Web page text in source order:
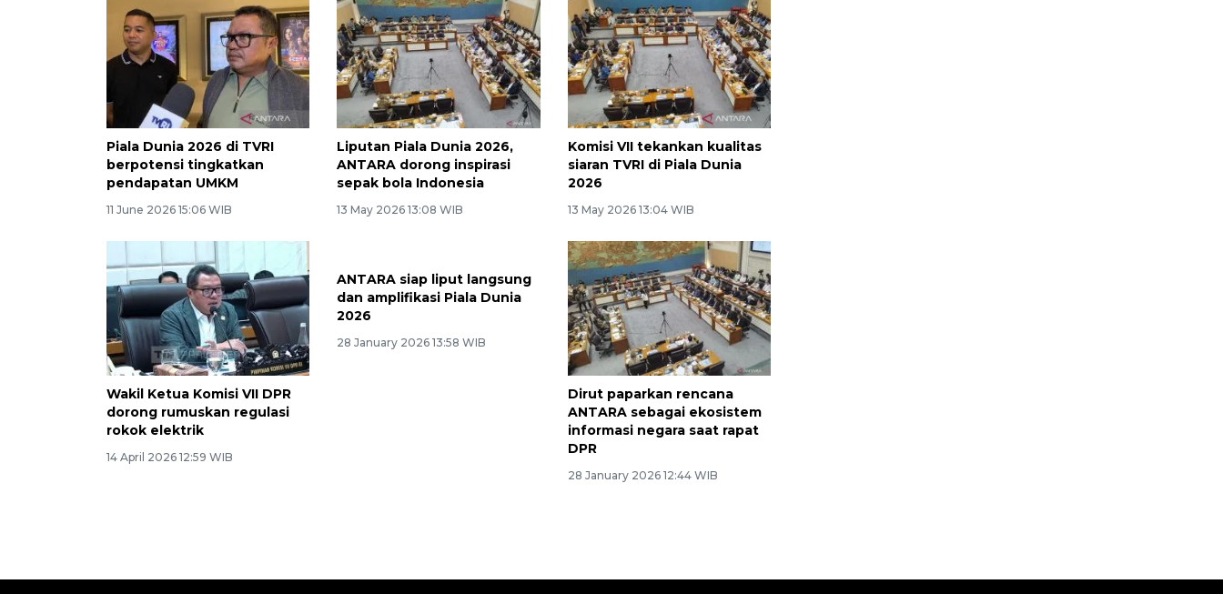
Piala Dunia 2026 di TVRI
berpotensi tingkatkan
pendapatan UMKM
11 June 2026 15:06 WIB
Liputan Piala Dunia 2026,
ANTARA dorong inspirasi
sepak bola Indonesia
13 May 2026 13:08 WIB
Komisi VII tekankan kualitas
siaran TVRI di Piala Dunia
2026
13 May 2026 13:04 WIB
Wakil Ketua Komisi VII DPR
dorong rumuskan regulasi
rokok elektrik
14 April 2026 12:59 WIB
Dirut paparkan rencana
ANTARA sebagai ekosistem
informasi negara saat rapat
DPR
28 January 2026 12:44 WIB